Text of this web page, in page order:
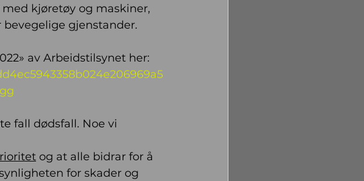
kjøretøy og maskiner,
gjenstander.
av Arbeidstilsynet her:
fall dødsfall. Noe vi
og at alle bidrar for å
for skader og